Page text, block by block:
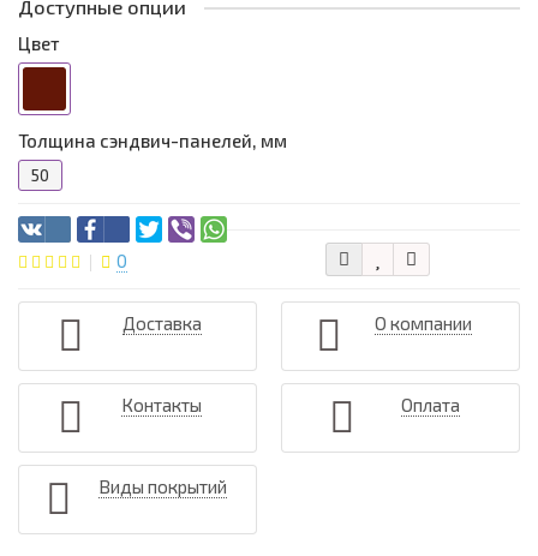
Доступные опции
Цвет
Толщина сэндвич-панелей, мм
50
0
Доставка О компании
Контакты Оплата
Виды покрытий